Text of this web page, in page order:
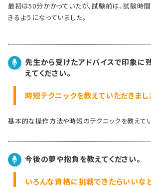
最初は50分かかっていたが、試験前は、試験時
きるようになっていました。
先生から受けたアドバイスで印象に
えてください。
時短テクニックを教えていただきまし
基本的な操作方法や時短のテクニックを教えてい
今後の夢や抱負を教えてください。
いろんな資格に挑戦できたらいいなと